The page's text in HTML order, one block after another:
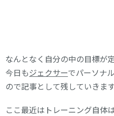
なんとなく自分の中の目標が
今日もジェクサーでパーソナ
ので記事として残していきます
ここ最近はトレーニング自体